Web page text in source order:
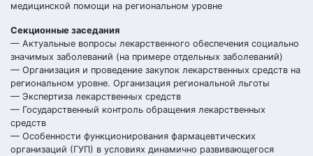
медицинской помощи на региональном уровне
Секционные заседания
— Актуальные вопросы лекарственного обеспечения социально
значимых заболеваний (на примере отдельных заболеваний)
— Организация и проведение закупок лекарственных средств на
региональном уровне. Организация региональной льготы
— Экспертиза лекарственных средств
— Государственный контроль обращения лекарственных
средств
— Особенности функционирования фармацевтических
организаций (ГУП) в условиях динамично развивающегося